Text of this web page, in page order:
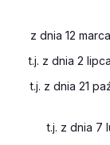
z dnia 12
t.j. z dnia 2
t.j. z dnia 21
t.j. z dnia 7